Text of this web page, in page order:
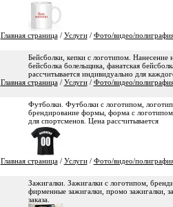
Главная страница/ Услуги/ Фото/видео/
Бейсболки, кепки с логотипом. Нанесение
бейсболка болельщика, фанатская
рассчитывается индивидуально для
Главная страница/ Услуги/ Фото/видео/
Футболки. Футболки с логотипом,
брендирование формы, форма с
для спортсменов. Цена рассчитывается
Главная страница/ Услуги/ Фото/видео/
Зажигалки. Зажигалки с логотипом,
фирменные зажигалки, промо зажигалки,
заказа.